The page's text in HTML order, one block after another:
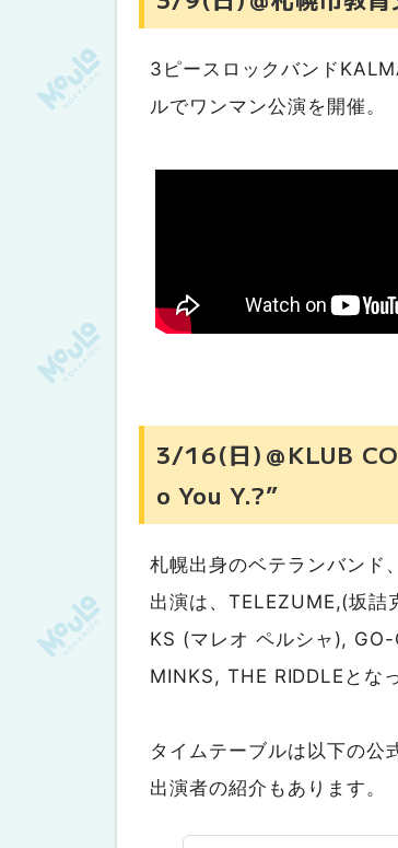
3ピースロックバンド
ルでワンマン公演を開催。
3/16(日)＠KLUB
o You Y.?”
札幌出身のベテランバンド
出演は、TELEZUME,(坂
KS (マレオ ペルシャ),
MINKS, THE RIDDLEとな
タイムテーブルは以下の公
出演者の紹介もあります。